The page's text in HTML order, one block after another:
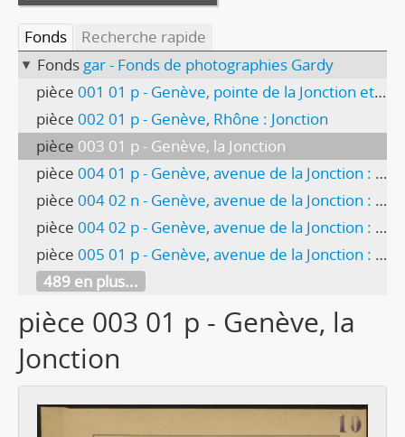
Fonds
Recherche rapide
Fonds gar - Fonds de photographies Gardy
pièce 001 01 p - Genève, pointe de la Jonction et Saint-Jean
pièce 002 01 p - Genève, Rhône : Jonction
pièce 003 01 p - Genève, la Jonction
pièce 004 01 p - Genève, avenue de la Jonction : usine Gardy
pièce 004 02 n - Genève, avenue de la Jonction : chantier de l’usine Gardy
pièce 004 02 p - Genève, avenue de la Jonction : chantier de l’usine Gardy
pièce 005 01 p - Genève, avenue de la Jonction : usine Gardy (monte-charge)
489 en plus...
pièce 003 01 p - Genève, la
Jonction